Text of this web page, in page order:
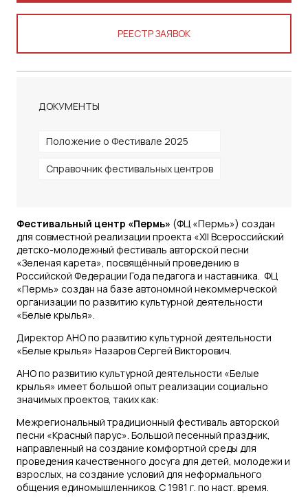
РЕЕСТР ЗАЯВОК
ДОКУМЕНТЫ
Положение о Фестивале 2025
Справочник фестивальных центров
Фестивальный центр «Пермь» (ФЦ «Пермь») создан
для совместной реализации проекта «XII Всероссийский
детско-молодежный фестиваль авторской песни
«Зеленая карета», посвящённый проведению в
Российской Федерации Года педагога и наставника. ФЦ
«Пермь» создан на базе автономной некоммерческой
организации по развитию культурной деятельности
«Белые крылья».
Директор АНО по развитию культурной деятельности
«Белые крылья» Назаров Сергей Викторович.
АНО по развитию культурной деятельности «Белые
крылья» имеет большой опыт реализации социально
значимых проектов, таких как:
Межрегиональный традиционный фестиваль авторской
песни «Красный парус». Большой песенный праздник,
направленный на создание комфортной среды для
проведения качественного досуга для детей, молодежи и
взрослых, на создание условий для неформального
общения единомышленников. С 1981 г. по наст. время.